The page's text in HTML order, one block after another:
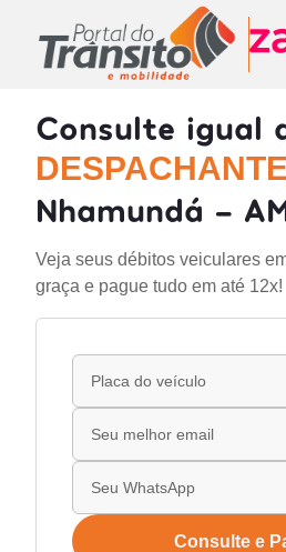
Consulte igual
DESPACHANTE
Nhamundá -
Veja seus débitos veiculares
graça e pague tudo em até 12x!
Consulte e